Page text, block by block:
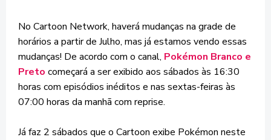
No Cartoon Network, haverá mudanças na grade de
horários a partir de Julho, mas já estamos vendo essas
mudanças! De acordo com o canal, Pokémon Branco e
Preto começará a ser exibido aos sábados às 16:30
horas com episódios inéditos e nas sextas-feiras às
07:00 horas da manhã com reprise.
Já faz 2 sábados que o Cartoon exibe Pokémon neste